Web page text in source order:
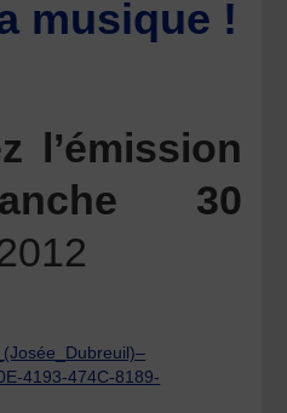
musique !
l’émission
30
4193-474C-8189-